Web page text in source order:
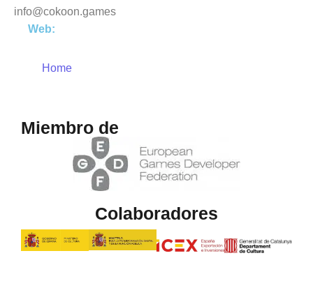
info@cokoon.games
Web:
Home
Miembro de
Colaboradores